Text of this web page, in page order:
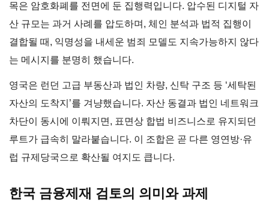
목은 암호화폐를 전면에 둔 집행력입니다. 압수된 디지털 자
산 규모는 과거 사례를 압도하며, 체인 분석과 법적 집행이
결합될 때, 익명성을 내세운 범죄 모델도 지속가능하지 않다
는 메시지를 분명히 했습니다.
영국은 런던 고급 부동산과 법인 차량, 신탁 구조 등 ‘세탁된
자산의 도착지’를 겨냥했습니다. 자산 동결과 법인 네트워크
차단이 동시에 이뤄지면, 표면상 합법 비즈니스로 유지되던
루트가 급속히 말라붙습니다. 이 조합은 곧 다른 영연방·유
럽 규제당국으로 확산될 여지도 큽니다.
한국 금융제재 검토의 의미와 과제